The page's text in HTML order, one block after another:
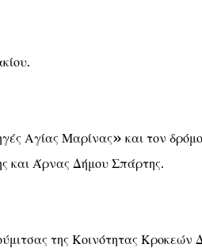
Αγίας Μαρίνας» και τον
και Άρνας Δήμου Σπάρτης.
της Κοινότητας Κροκεών